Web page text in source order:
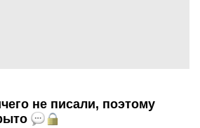
не писали, поэтому